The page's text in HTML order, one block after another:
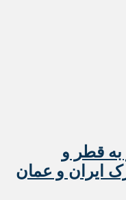
به قطر و
ایران و عمان